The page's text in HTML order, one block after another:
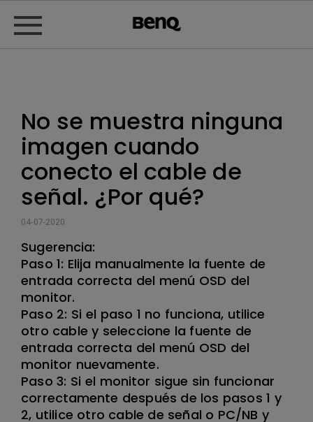
No se muestra ninguna
imagen cuando
conecto el cable de
señal. ¿Por qué?
04-07-2020
Sugerencia:
Paso 1: Elija manualmente la fuente de
entrada correcta del menú OSD del
monitor.
Paso 2: Si el paso 1 no funciona, utilice
otro cable y seleccione la fuente de
entrada correcta del menú OSD del
monitor nuevamente.
Paso 3: Si el monitor sigue sin funcionar
correctamente después de los pasos 1 y
2, utilice otro cable de señal o PC/NB y